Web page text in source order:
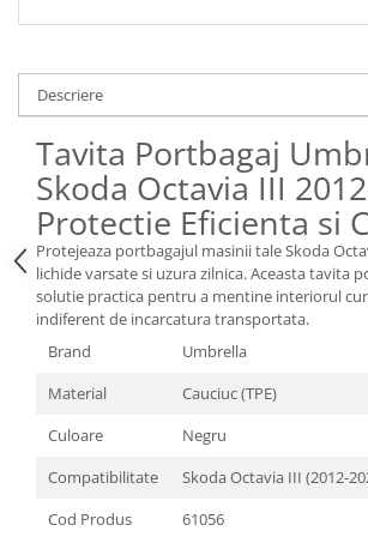
Spray Curatare Frane
Lubrifianti si Spray-uri de Curatare
Vopsitorie, Chituri si Adezivi
Curatare si Detailing Exterior
Articole Auto Sezoniere
Produse de Iarna
Cabluri Pornire
Descriere
Tavita Portbagaj
Skoda Octavia III
Protectie Eficienta si
Protejeaza portbagajul masinii tale Skoda
lichide varsate si uzura zilnica. Aceasta tavita
solutie practica pentru a mentine interiorul
indiferent de incarcatura transportata.
Brand
Umbrella
Material
Cauciuc (TPE)
Culoare
Negru
Compatibilitate
Skoda Octavia III (2012-
Cod Produs
61056